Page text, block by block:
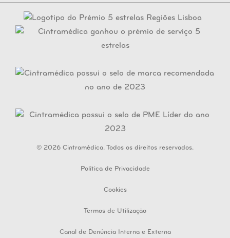
© 2026 Cintramédica. Todos os direitos reservados.
Política de Privacidade
Cookies
Termos de Utilização
Canal de Denúncia Interna e Externa